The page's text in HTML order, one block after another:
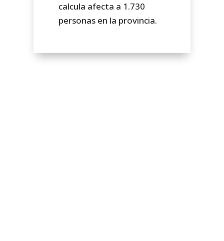
calcula afecta a 1.730
personas en la provincia.